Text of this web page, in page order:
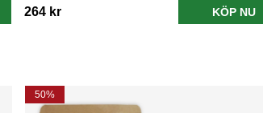
264 kr KÖP NU
50%